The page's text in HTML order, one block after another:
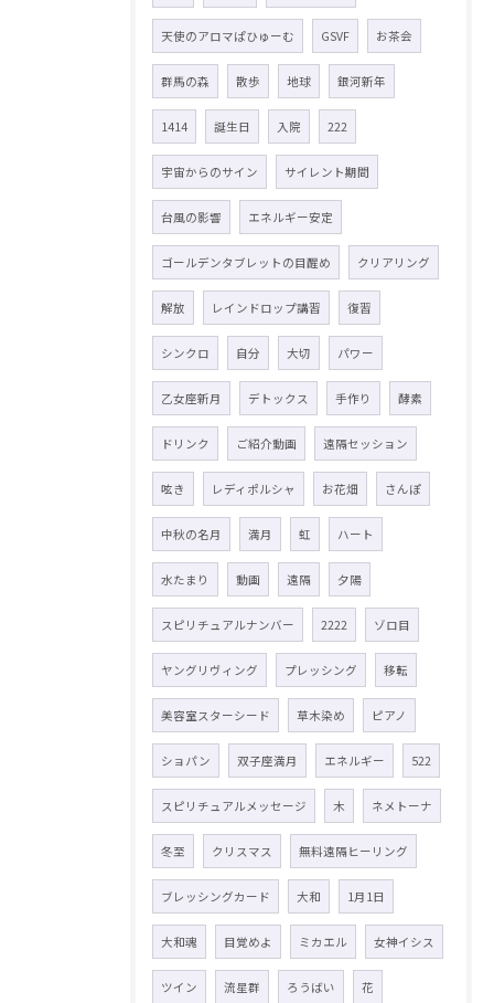
天使のアロマぱひゅーむ GSVF お茶会
群馬の森 散歩 地球 銀河新年
1414 誕生日 入院 222
宇宙からのサイン サイレント期間
台風の影響 エネルギー安定
ゴールデンタブレットの目醒め クリアリング
解放 レインドロップ講習 復習
シンクロ 自分 大切 パワー
乙女座新月 デトックス 手作り 酵素
ドリンク ご紹介動画 遠隔セッション
呟き レディポルシャ お花畑 さんぽ
中秋の名月 満月 虹 ハート
水たまり 動画 遠隔 夕陽
スピリチュアルナンバー 2222 ゾロ目
ヤングリヴィング プレッシング 移転
美容室スターシード 草木染め ピアノ
ショパン 双子座満月 エネルギー 522
スピリチュアルメッセージ 木 ネメトーナ
冬至 クリスマス 無料遠隔ヒーリング
ブレッシングカード 大和 1月1日
大和魂 目覚めよ ミカエル 女神イシス
ツイン 流星群 ろうばい 花